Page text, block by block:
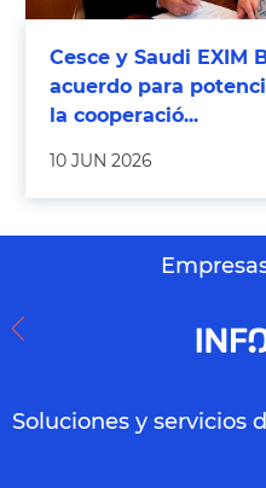
Cesce y Saudi EXIM
acuerdo para
la cooperació...
10 JUN 2026
Soluciones y servicios